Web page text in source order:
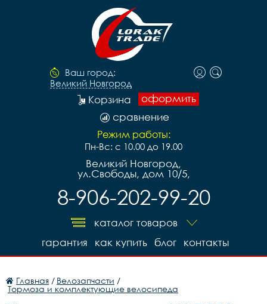
Ваш город:
Великий Новгород
оформить
Корзина
сравнение
Режим работы:
Пн-Вс: с 10.00 до 19.00
Великий Новгород,
ул.Свободы, дом 10/5,
8-906-202-99-20
каталог товаров
контакты
блог
как купить
гарантия
Главная / Велозапчасти /
Тормоза и комплектующие велосипеда